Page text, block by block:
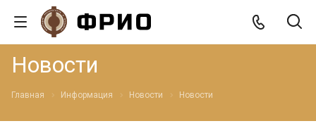
Новости
Главная Информация Новости Новости